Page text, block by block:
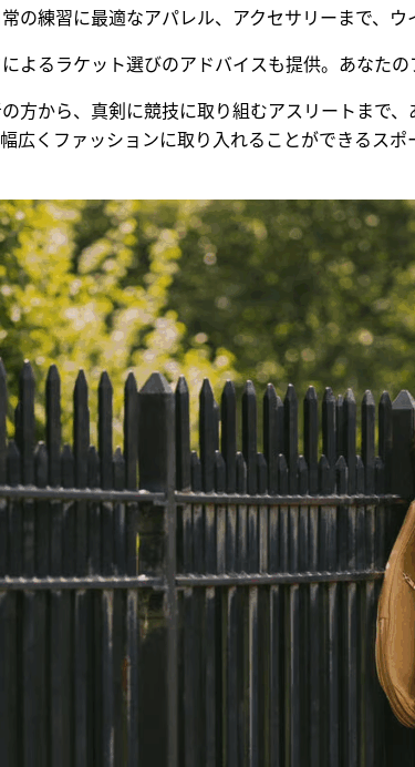
の練習に最適なアパレル、アクセサリーまで、ウ
よるラケット選びのアドバイスも提供。あなた
方から、真剣に競技に取り組むアスリートまで
広くファッションに取り入れることができるス